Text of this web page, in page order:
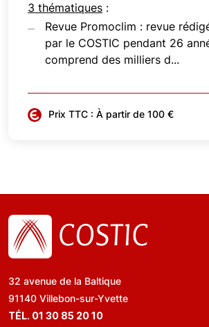
3 thématiques :
Revue Promoclim : revue
par le COSTIC pendant 26
comprend des milliers d...
Prix TTC : À partir de 100 €
32 avenue de la Baltique
91140 Villebon-sur-Yvette
TÉL. 01 30 85 20 10